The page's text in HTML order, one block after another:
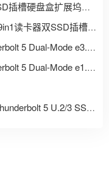
WERO雷电5免电源9in1读卡器双SSD插槽硬盘盒扩展坞上线销售
WERO雷电5免电源CF-A/B/TF/SD 9in1读卡器双SSD插槽硬盘盒扩展坞Thunderbolt 5 9-in-1 Card Reader & SSD Enclosure
WERO雷电5双模e3.s硬盘盒Thunderbolt 5 Dual-Mode e3.s SSD Enclosure
WERO雷电5双模e1.s硬盘盒Thunderbolt 5 Dual-Mode e1.s SSD Enclosure
WERO 雷电5 U.2/3硬盘盒WERO Thunderbolt 5 U.2/3 SSD Enclosure